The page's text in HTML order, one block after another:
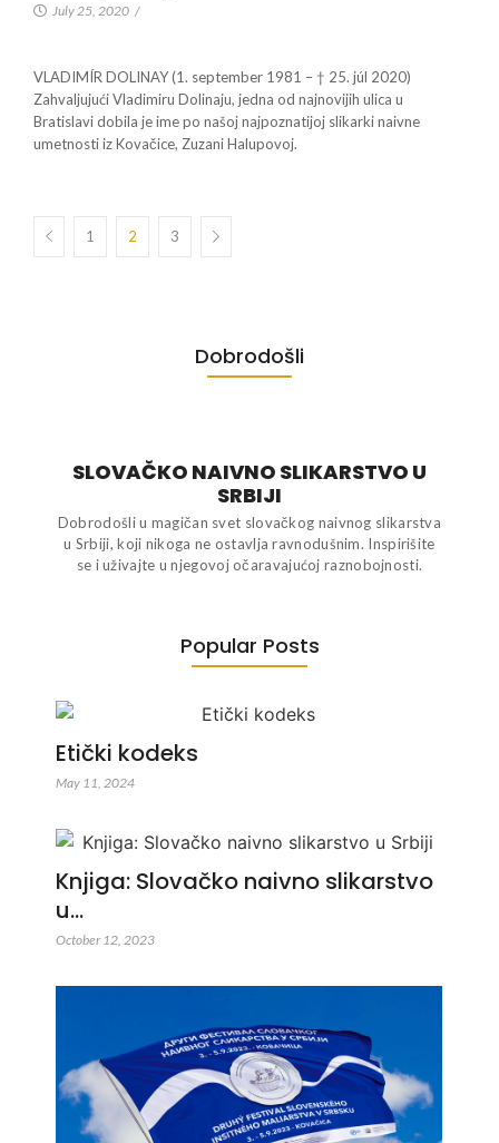
July 25, 2020 /
VLADIMÍR DOLINAY (1. september 1981 – † 25. júl 2020)
Zahvaljujući Vladimiru Dolinaju, jedna od najnovijih ulica u
Bratislavi dobila je ime po našoj najpoznatijoj slikarki naivne
umetnosti iz Kovačice, Zuzani Halupovoj.
1 2 3
Dobrodošli
SLOVAČKO NAIVNO SLIKARSTVO U
SRBIJI
Dobrodošli u magičan svet slovačkog naivnog slikarstva
u Srbiji, koji nikoga ne ostavlja ravnodušnim. Inspirišite
se i uživajte u njegovoj očaravajućoj raznobojnosti.
Popular Posts
Etički kodeks
May 11, 2024
Knjiga: Slovačko naivno slikarstvo
u…
October 12, 2023